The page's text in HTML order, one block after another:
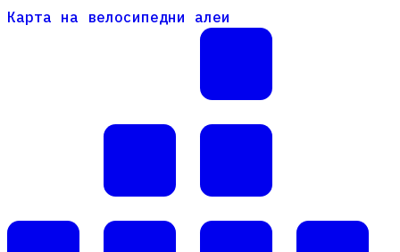
Карта на велосипедни алеи
Карта на велосипедни алеи